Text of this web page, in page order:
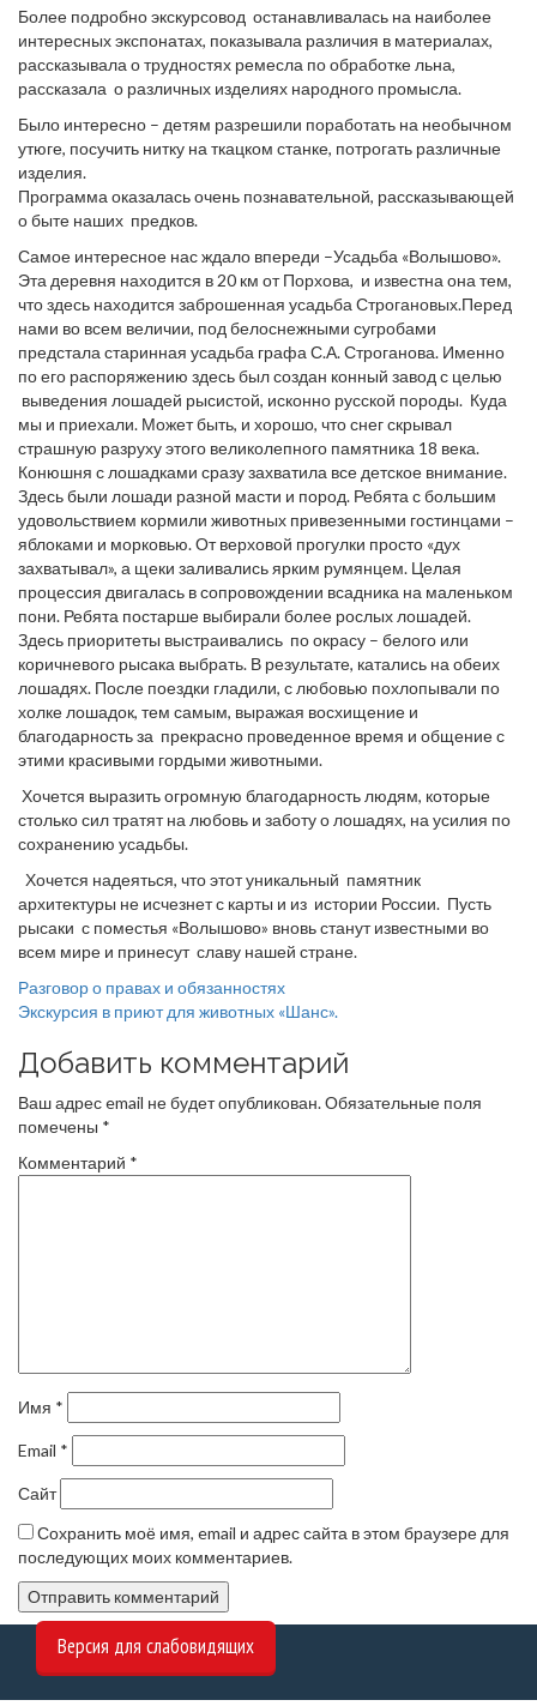
Более подробно экскурсовод останавливалась на наиболее
интересных экспонатах, показывала различия в материалах,
рассказывала о трудностях ремесла по обработке льна,
рассказала о различных изделиях народного промысла.
Было интересно – детям разрешили поработать на необычном
утюге, посучить нитку на ткацком станке, потрогать различные
изделия.
Программа оказалась очень познавательной, рассказывающей
о быте наших предков.
Самое интересное нас ждало впереди –Усадьба «Волышово».
Эта деревня находится в 20 км от Порхова, и известна она тем,
что здесь находится заброшенная усадьба Строгановых.Перед
нами во всем величии, под белоснежными сугробами
предстала старинная усадьба графа С.А. Строганова. Именно
по его распоряжению здесь был создан конный завод с целью
выведения лошадей рысистой, исконно русской породы. Куда
мы и приехали. Может быть, и хорошо, что снег скрывал
страшную разруху этого великолепного памятника 18 века.
Конюшня с лошадками сразу захватила все детское внимание.
Здесь были лошади разной масти и пород. Ребята с большим
удовольствием кормили животных привезенными гостинцами –
яблоками и морковью. От верховой прогулки просто «дух
захватывал», а щеки заливались ярким румянцем. Целая
процессия двигалась в сопровождении всадника на маленьком
пони. Ребята постарше выбирали более рослых лошадей.
Здесь приоритеты выстраивались по окрасу – белого или
коричневого рысака выбрать. В результате, катались на обеих
лошадях. После поездки гладили, с любовью похлопывали по
холке лошадок, тем самым, выражая восхищение и
благодарность за прекрасно проведенное время и общение с
этими красивыми гордыми животными.
Хочется выразить огромную благодарность людям, которые
столько сил тратят на любовь и заботу о лошадях, на усилия по
сохранению усадьбы.
Хочется надеяться, что этот уникальный памятник
архитектуры не исчезнет с карты и из истории России. Пусть
рысаки с поместья «Волышово» вновь станут известными во
всем мире и принесут славу нашей стране.
Навигация
по
записям
Разговор о правах и обязанностях
Экскурсия в приют для животных «Шанс».
Добавить комментарий
Ваш адрес email не будет опубликован.Обязательные поля
помечены *
Комментарий *
Имя *
Email *
Сайт
Сохранить моё имя, email и адрес сайта в этом браузере для
последующих моих комментариев.
Версия для слабовидящих